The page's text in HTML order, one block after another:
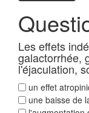
Les effets
galactorrhée,
l'éjaculation,
un effet
une baisse de